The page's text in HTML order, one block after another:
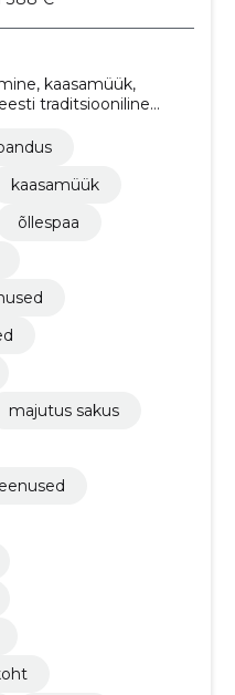
kaasamüük,
traditsiooniline
ürituste
võimalused
kaasamüük
õllespaa
majutus sakus